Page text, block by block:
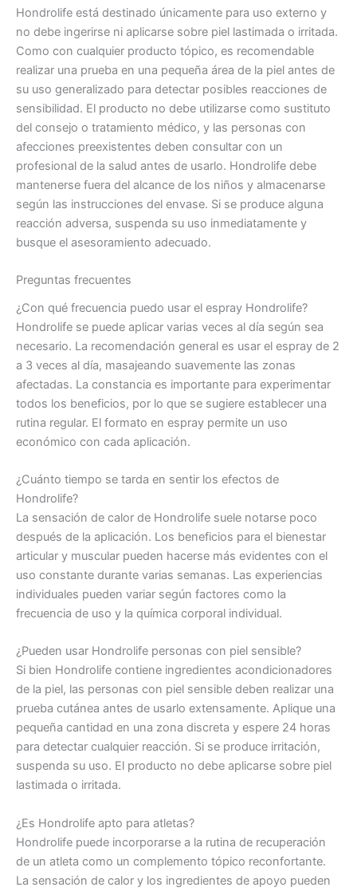
Hondrolife está destinado únicamente para uso externo y
no debe ingerirse ni aplicarse sobre piel lastimada o irritada.
Como con cualquier producto tópico, es recomendable
realizar una prueba en una pequeña área de la piel antes de
su uso generalizado para detectar posibles reacciones de
sensibilidad. El producto no debe utilizarse como sustituto
del consejo o tratamiento médico, y las personas con
afecciones preexistentes deben consultar con un
profesional de la salud antes de usarlo. Hondrolife debe
mantenerse fuera del alcance de los niños y almacenarse
según las instrucciones del envase. Si se produce alguna
reacción adversa, suspenda su uso inmediatamente y
busque el asesoramiento adecuado.
Preguntas frecuentes
¿Con qué frecuencia puedo usar el espray Hondrolife?
Hondrolife se puede aplicar varias veces al día según sea
necesario. La recomendación general es usar el espray de 2
a 3 veces al día, masajeando suavemente las zonas
afectadas. La constancia es importante para experimentar
todos los beneficios, por lo que se sugiere establecer una
rutina regular. El formato en espray permite un uso
económico con cada aplicación.
¿Cuánto tiempo se tarda en sentir los efectos de
Hondrolife?
La sensación de calor de Hondrolife suele notarse poco
después de la aplicación. Los beneficios para el bienestar
articular y muscular pueden hacerse más evidentes con el
uso constante durante varias semanas. Las experiencias
individuales pueden variar según factores como la
frecuencia de uso y la química corporal individual.
¿Pueden usar Hondrolife personas con piel sensible?
Si bien Hondrolife contiene ingredientes acondicionadores
de la piel, las personas con piel sensible deben realizar una
prueba cutánea antes de usarlo extensamente. Aplique una
pequeña cantidad en una zona discreta y espere 24 horas
para detectar cualquier reacción. Si se produce irritación,
suspenda su uso. El producto no debe aplicarse sobre piel
lastimada o irritada.
¿Es Hondrolife apto para atletas?
Hondrolife puede incorporarse a la rutina de recuperación
de un atleta como un complemento tópico reconfortante.
La sensación de calor y los ingredientes de apoyo pueden